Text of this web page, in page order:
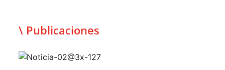
\ Publicaciones